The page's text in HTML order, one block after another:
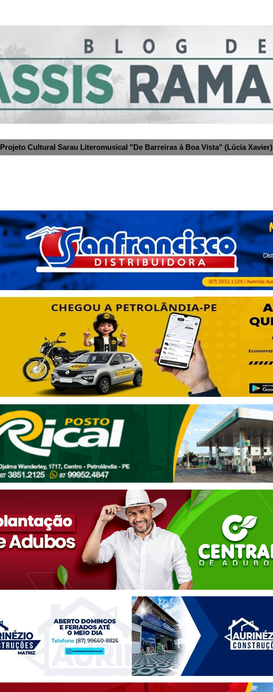
Projeto Cultural Sarau Literomusical "De Barreiras à Boa Vista" (Lúcia Xavier)